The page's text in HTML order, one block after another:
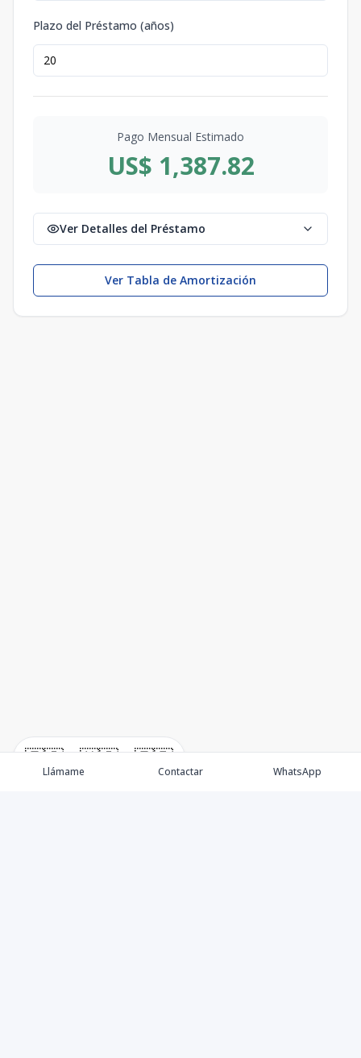
🇪🇸 🇺🇸 🇫🇷
Plazo del Préstamo (años)
Pago Mensual Estimado
US$ 1,387.82
Ver Detalles del Préstamo
Ver Tabla de Amortización
Llámame Contactar WhatsApp